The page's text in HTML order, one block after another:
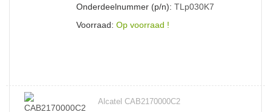
Onderdeelnummer (p/n): TLp030K7
Voorraad: Op voorraad !
Alcatel CAB2170000C2